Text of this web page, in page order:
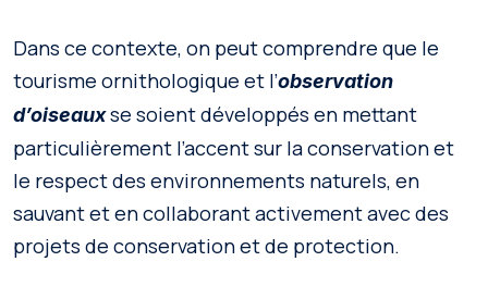
Dans ce contexte, on peut comprendre que le
tourisme ornithologique et l’observation
d’oiseauxse soient développés en mettant
particulièrement l’accent sur la conservation et
le respect des environnements naturels, en
sauvant et en collaborant activement avec des
projets de conservation et de protection.